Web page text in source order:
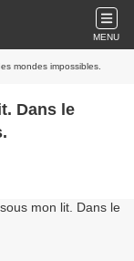
MENU
mondes impossibles.
Dans le